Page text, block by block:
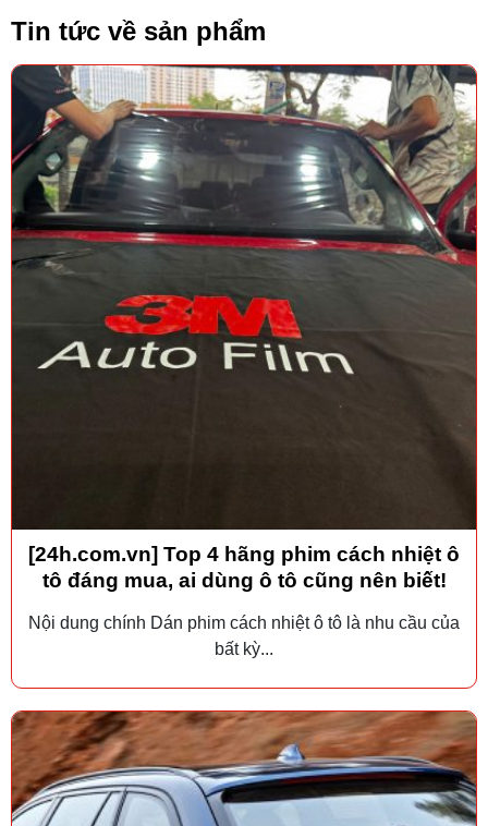
Tin tức về sản phẩm
[24h.com.vn] Top 4 hãng phim cách nhiệt ô
tô đáng mua, ai dùng ô tô cũng nên biết!
Nội dung chính Dán phim cách nhiệt ô tô là nhu cầu của
bất kỳ...